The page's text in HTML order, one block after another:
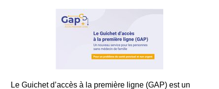
Le Guichet d’accès à la première ligne (GAP) est un